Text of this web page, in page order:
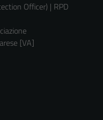
Officer) | RPD
[VA]